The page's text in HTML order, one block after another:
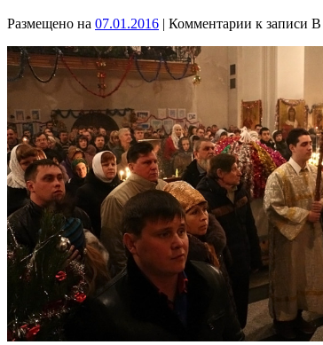
Размещено на 07.01.2016 | Комментарии к записи